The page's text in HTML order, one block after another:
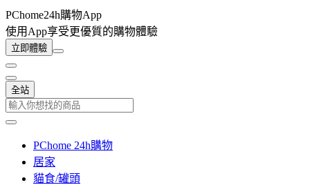
PChome24h購物App
使用App享受更優質的購物體驗
立即體驗
全站
PChome 24h購物
居家
貓食/罐頭